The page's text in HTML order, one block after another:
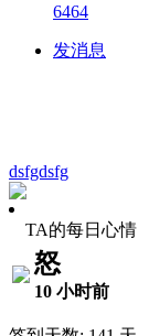
6464
发消息
dsfgdsfg
TA的每日心情
怒
10 小时前